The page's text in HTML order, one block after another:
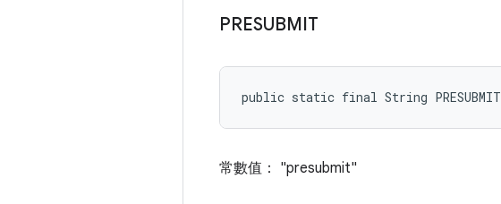
PRESUBMIT
public static final String PRESUBMIT
常數值： "presubmit"